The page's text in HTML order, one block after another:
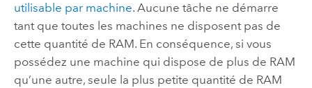
utilisable par machine. Aucune tâche ne démarre
tant que toutes les machines ne disposent pas de
cette quantité de RAM. En conséquence, si vous
possédez une machine qui dispose de plus de RAM
qu’une autre, seule la plus petite quantité de RAM